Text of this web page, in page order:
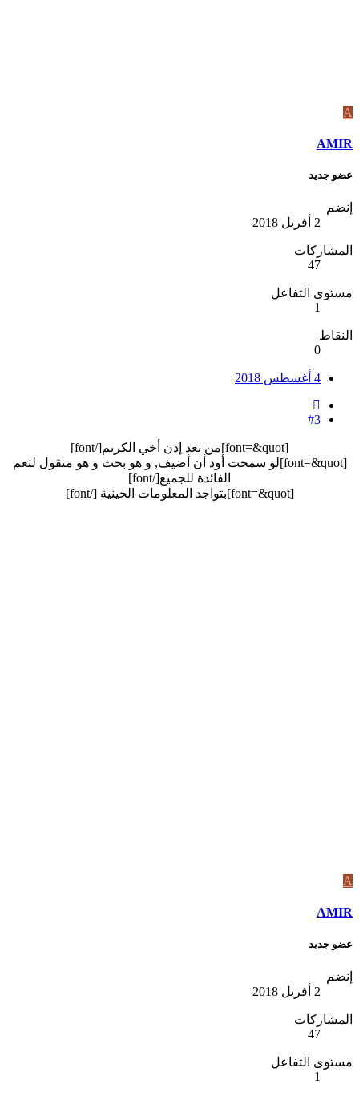
A
AMIR
عضو جديد
إنضم
2 أفريل 2018
المشاركات
47
مستوى التفاعل
1
النقاط
0
4 أغسطس 2018
#3
[font=&quot]من بعد إذن أخي الكريم[/font]​
[font=&quot]لو سمحت أود أن أضيف, و هو بحث و هو منقول لتعم
الفائدة للجميع[/font]​
[font=&quot]بتواجد المعلومات الحينية [/font]​
A
AMIR
عضو جديد
إنضم
2 أفريل 2018
المشاركات
47
مستوى التفاعل
1